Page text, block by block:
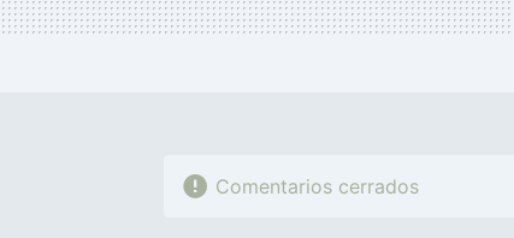
Comentarios cerrados